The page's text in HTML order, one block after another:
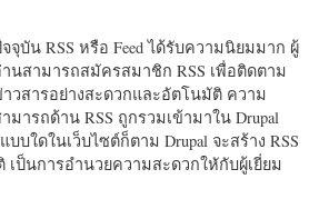
จุบัน RSS หรือ Feed ได้รับความนิยมมาก ผู้
นสามารถสมัครสมาชิก RSS เพื่อติดตาม
วสารอย่างสะดวกและอัตโนมัติ ความ
มารถด้าน RSS ถูกรวมเข้ามาใน Drupal
บใดในเว็บไซต์ก็ตาม Drupal จะสร้าง RSS
เป็นการอำนวยความสะดวกใหักับผู้เยี่ยม